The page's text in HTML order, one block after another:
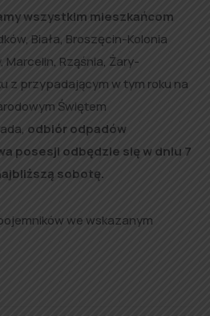
wszystkim mieszkańcom
Biała, Broszęcin-Kolonia
Marcelin, Rząśnia, Żary-
z przypadającym w tym roku na
Świętem
odbiór odpadów
posesji odbędzie się w dniu 7
sobotę.
we wskazanym